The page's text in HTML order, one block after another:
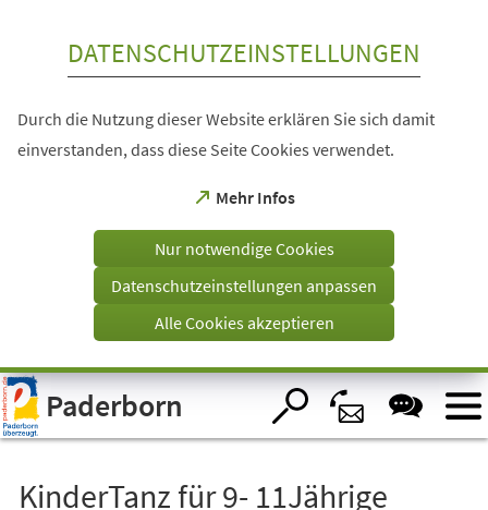
Visuelle
Assistenzsoftware
öffnen.
DATENSCHUTZEINSTELLUNGEN
Durch die Nutzung dieser Website erklären Sie sich damit
einverstanden, dass diese Seite Cookies verwendet.
Mehr Infos
(Öffnet
einem
Tab)
Nur notwendige Cookies
Datenschutzeinstellungen anpassen
Alle Cookies akzeptieren
Paderborn
KinderTanz für 9- 11Jährige